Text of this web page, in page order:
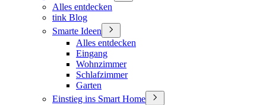
Alles entdecken
tink Blog
Smarte Ideen
Alles entdecken
Eingang
Wohnzimmer
Schlafzimmer
Garten
Einstieg ins Smart Home